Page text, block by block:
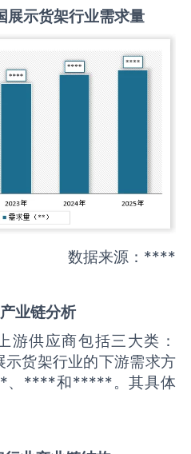
展示货架行业需求量
数据来源：****
业链分析
游供应商包括三大类：
货架行业的下游需求方
、****和*****。其具体